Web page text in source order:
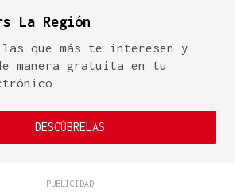
La Región
las que más te interesen y
manera gratuita en tu
DESCÚBRELAS